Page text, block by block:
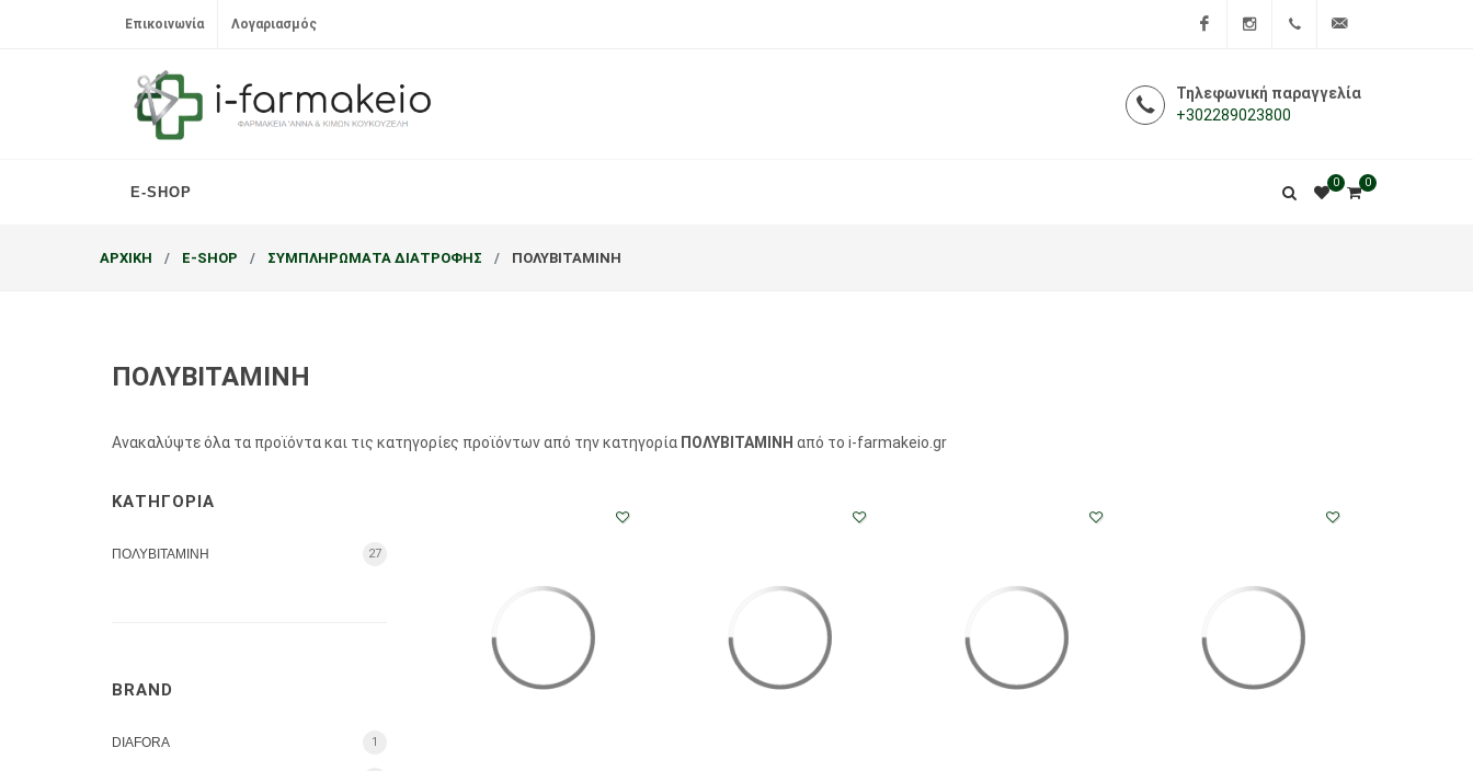
Επικοινωνία Λογαριασμός
Τηλεφωνική παραγγελία
+302289023800
E-SHOP
0
0
ΑΡΧΙΚΗ E-SHOP ΣΥΜΠΛΗΡΩΜΑΤΑ ΔΙΑΤΡΟΦΗΣ ΠΟΛΥΒΙΤΑΜΙΝΗ
ΠΟΛΥΒΙΤΑΜΙΝΗ
Ανακαλύψτε όλα τα προϊόντα και τις κατηγορίες προϊόντων από την κατηγορία ΠΟΛΥΒΙΤΑΜΙΝΗ από το i-farmakeio.gr
ΚΑΤΗΓΟΡΙΑ
ΠΟΛΥΒΙΤΑΜΙΝΗ 27
BRAND
DIAFORA 1